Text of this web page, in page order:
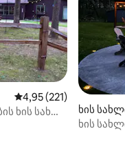
საშუალო შეფასებაა
4,95 (221)
ხის სახლი
ხის
ხის